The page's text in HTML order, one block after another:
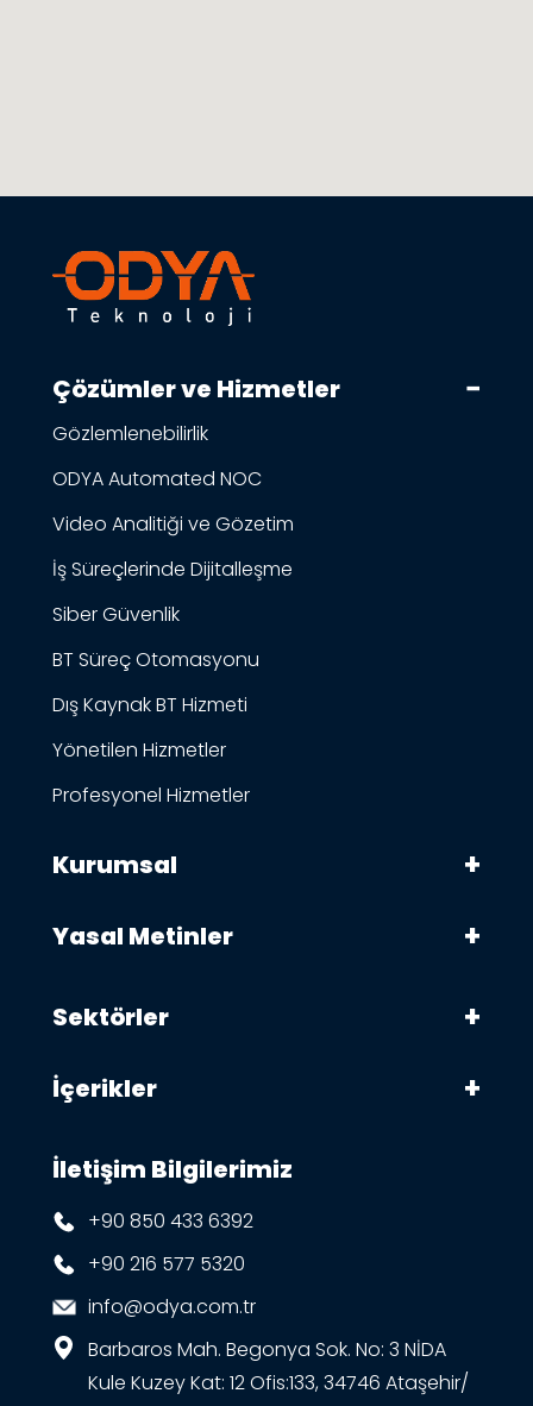
Çözümler ve Hizmetler
Gözlemlenebilirlik
ODYA Automated NOC
Video Analitiği ve Gözetim
İş Süreçlerinde Dijitalleşme
Siber Güvenlik
BT Süreç Otomasyonu
Dış Kaynak BT Hizmeti
Yönetilen Hizmetler
Profesyonel Hizmetler
Kurumsal
Yasal Metinler
Sektörler
İçerikler
İletişim Bilgilerimiz
+90 850 433 6392
+90 216 577 5320
info@odya.com.tr
Barbaros Mah. Begonya Sok. No: 3 NİDA
Kule Kuzey Kat: 12 Ofis:133, 34746 Ataşehir/